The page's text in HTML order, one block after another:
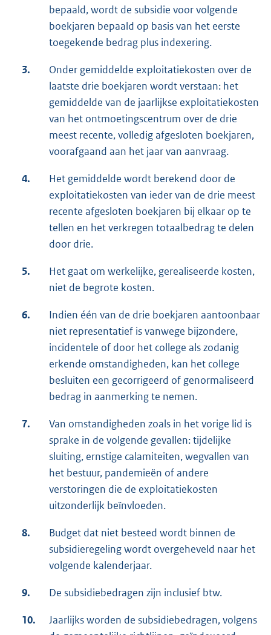
bepaald, wordt de subsidie voor volgende
boekjaren bepaald op basis van het eerste
toegekende bedrag plus indexering.
3.
Onder gemiddelde exploitatiekosten over de
laatste drie boekjaren wordt verstaan: het
gemiddelde van de jaarlijkse exploitatiekosten
van het ontmoetingscentrum over de drie
meest recente, volledig afgesloten boekjaren,
voorafgaand aan het jaar van aanvraag.
4.
Het gemiddelde wordt berekend door de
exploitatiekosten van ieder van de drie meest
recente afgesloten boekjaren bij elkaar op te
tellen en het verkregen totaalbedrag te delen
door drie.
5.
Het gaat om werkelijke, gerealiseerde kosten,
niet de begrote kosten.
6.
Indien één van de drie boekjaren aantoonbaar
niet representatief is vanwege bijzondere,
incidentele of door het college als zodanig
erkende omstandigheden, kan het college
besluiten een gecorrigeerd of genormaliseerd
bedrag in aanmerking te nemen.
7.
Van omstandigheden zoals in het vorige lid is
sprake in de volgende gevallen: tijdelijke
sluiting, ernstige calamiteiten, wegvallen van
het bestuur, pandemieën of andere
verstoringen die de exploitatiekosten
uitzonderlijk beïnvloeden.
8.
Budget dat niet besteed wordt binnen de
subsidieregeling wordt overgeheveld naar het
volgende kalenderjaar.
9. De subsidiebedragen zijn inclusief btw.
10.
Jaarlijks worden de subsidiebedragen, volgens